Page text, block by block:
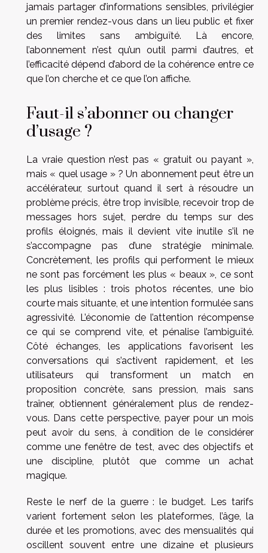
jamais partager d’informations sensibles, privilégier
un premier rendez-vous dans un lieu public et fixer
des limites sans ambiguïté. Là encore,
l’abonnement n’est qu’un outil parmi d’autres, et
l’efficacité dépend d’abord de la cohérence entre ce
que l’on cherche et ce que l’on affiche.
Faut-il s’abonner ou changer
d’usage ?
La vraie question n’est pas « gratuit ou payant »,
mais « quel usage » ? Un abonnement peut être un
accélérateur, surtout quand il sert à résoudre un
problème précis, être trop invisible, recevoir trop de
messages hors sujet, perdre du temps sur des
profils éloignés, mais il devient vite inutile s’il ne
s’accompagne pas d’une stratégie minimale.
Concrètement, les profils qui performent le mieux
ne sont pas forcément les plus « beaux », ce sont
les plus lisibles : trois photos récentes, une bio
courte mais situante, et une intention formulée sans
agressivité. L’économie de l’attention récompense
ce qui se comprend vite, et pénalise l’ambiguïté.
Côté échanges, les applications favorisent les
conversations qui s’activent rapidement, et les
utilisateurs qui transforment un match en
proposition concrète, sans pression, mais sans
traîner, obtiennent généralement plus de rendez-
vous. Dans cette perspective, payer pour un mois
peut avoir du sens, à condition de le considérer
comme une fenêtre de test, avec des objectifs et
une discipline, plutôt que comme un achat
magique.
Reste le nerf de la guerre : le budget. Les tarifs
varient fortement selon les plateformes, l’âge, la
durée et les promotions, avec des mensualités qui
oscillent souvent entre une dizaine et plusieurs